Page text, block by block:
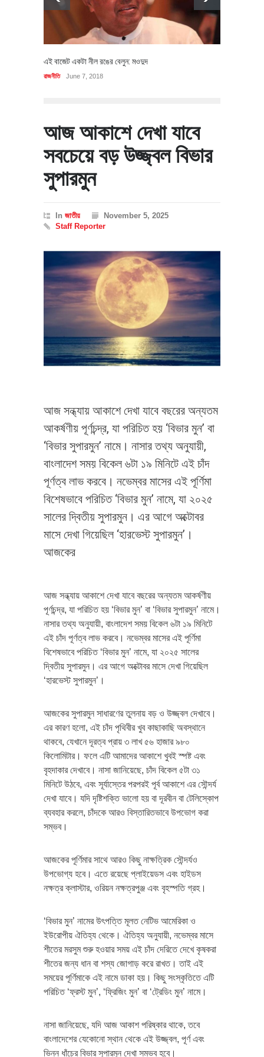
এই বাজেট একটা নীল রঙের বেলুন: মওদুদ
রাজনীতি June 7, 2018
আজ আকাশে দেখা যাবে
সবচেয়ে বড় উজ্জ্বল বিভার
সুপারমুন
In জাতীয়
November 5, 2025
Staff Reporter
আজ সন্ধ্যায় আকাশে দেখা যাবে বছরের অন্যতম
আকর্ষণীয় পূর্ণচন্দ্র, যা পরিচিত হয় ‘বিভার মুন’ বা
‘বিভার সুপারমুন’ নামে। নাসার তথ্য অনুযায়ী,
বাংলাদেশ সময় বিকেল ৬টা ১৯ মিনিটে এই চাঁদ
পূর্ণত্ব লাভ করবে। নভেম্বর মাসের এই পূর্ণিমা
বিশেষভাবে পরিচিত ‘বিভার মুন’ নামে, যা ২০২৫
সালের দ্বিতীয় সুপারমুন। এর আগে অক্টোবর
মাসে দেখা গিয়েছিল ‘হারভেস্ট সুপারমুন’।
আজকের
আজ সন্ধ্যায় আকাশে দেখা যাবে বছরের অন্যতম আকর্ষণীয়
পূর্ণচন্দ্র, যা পরিচিত হয় ‘বিভার মুন’ বা ‘বিভার সুপারমুন’ নামে।
নাসার তথ্য অনুযায়ী, বাংলাদেশ সময় বিকেল ৬টা ১৯ মিনিটে
এই চাঁদ পূর্ণত্ব লাভ করবে। নভেম্বর মাসের এই পূর্ণিমা
বিশেষভাবে পরিচিত ‘বিভার মুন’ নামে, যা ২০২৫ সালের
দ্বিতীয় সুপারমুন। এর আগে অক্টোবর মাসে দেখা গিয়েছিল
‘হারভেস্ট সুপারমুন’।
আজকের সুপারমুন সাধারণের তুলনায় বড় ও উজ্জ্বল দেখাবে।
এর কারণ হলো, এই চাঁদ পৃথিবীর খুব কাছাকাছি অবস্থানে
থাকবে, যেখানে দূরত্ব প্রায় ৩ লাখ ৫৬ হাজার ৯৮০
কিলোমিটার। ফলে এটি আমাদের আকাশে খুবই স্পষ্ট এবং
বৃহদাকার দেখাবে। নাসা জানিয়েছে, চাঁদ বিকেল ৫টা ৩১
মিনিটে উঠবে, এবং সূর্যাস্তের পরপরই পূর্ব আকাশে এর সৌন্দর্য
দেখা যাবে। যদি দৃষ্টিশক্তি ভালো হয় বা দূরবীন বা টেলিস্কোপ
ব্যবহার করলে, চাঁদকে আরও বিস্তারিতভাবে উপভোগ করা
সম্ভব।
আজকের পূর্ণিমার সাথে আরও কিছু নাক্ষত্রিক সৌন্দর্যও
উপভোগ্য হবে। এতে রয়েছে প্লাইয়েডস এবং হাইডস
নক্ষত্র ক্লাস্টার, ওরিয়ন নক্ষত্রপুঞ্জ এবং বৃহস্পতি গ্রহ।
‘বিভার মুন’ নামের উৎপত্তি মূলত নেটিভ আমেরিকা ও
ইউরোপীয় ঐতিহ্য থেকে। ঐতিহ্য অনুযায়ী, নভেম্বর মাসে
শীতের মরসুম শুরু হওয়ার সময় এই চাঁদ দেরিতে দেখে কৃষকরা
শীতের জন্য ধান বা শস্য জোগাড় করে রাখত। তাই এই
সময়ের পূর্ণিমাকে এই নামে ডাকা হয়। কিছু সংস্কৃতিতে এটি
পরিচিত ‘ফ্রস্ট মুন’, ‘ফ্রিজিং মুন’ বা ‘ট্রেডিং মুন’ নামে।
নাসা জানিয়েছে, যদি আজ আকাশ পরিষ্কার থাকে, তবে
বাংলাদেশের যেকোনো স্থান থেকে এই উজ্জ্বল, পূর্ণ এবং
ভিন্ন ধাঁচের বিভার সুপারমুন দেখা সম্ভব হবে।